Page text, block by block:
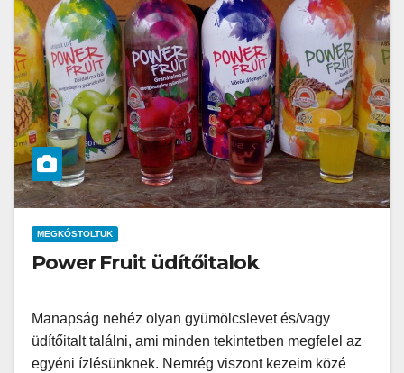
MEGKÓSTOLTUK
Power Fruit üdítőitalok
Manapság nehéz olyan gyümölcslevet és/vagy
üdítőitalt találni, ami minden tekintetben megfelel az
egyéni ízlésünknek. Nemrég viszont kezeim közé